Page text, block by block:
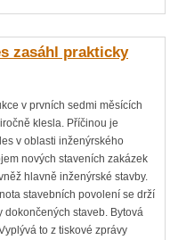
zasáhl prakticky
v prvních sedmi měsících
klesla. Příčinou je
v oblasti inženýrského
nových staveních zakázek
hlavně inženýrské stavby.
stavebních povolení se drží
staveb. Bytová
to z tiskové zprávy